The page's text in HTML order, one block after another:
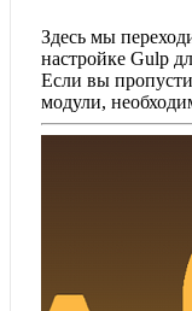
Здесь мы
настройке Gulp
Если вы
модули,